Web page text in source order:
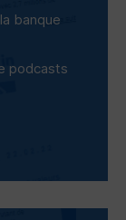
banque
podcasts